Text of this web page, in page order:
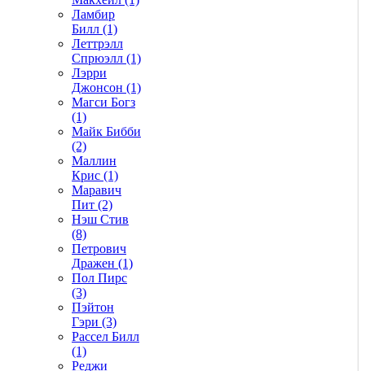
Ламбир
Билл (1)
Леттрэлл
Спрюэлл (1)
Лэрри
Джонсон (1)
Магси Богз
(1)
Майк Бибби
(2)
Маллин
Крис (1)
Маравич
Пит (2)
Нэш Стив
(8)
Петрович
Дражен (1)
Пол Пирс
(3)
Пэйтон
Гэри (3)
Рассел Билл
(1)
Реджи